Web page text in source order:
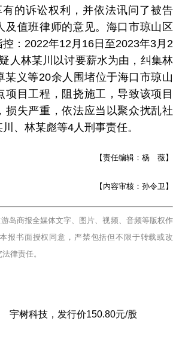
的诉讼权利，并依法讯问了被告
及值班律师的意见。海口市琼山区
控：2022年12月16日至2023年3月2
人林某川以讨要薪水为由，纠集林
某 义等20余人围堵位于海口市琼山
项目工程， 阻挠施工，导致该项目
损失严重，依法应当以聚众扰乱社
、林某彪等4人刑事责任。
【责任编辑：杨 薇】
【内容审核：孙令卫】
岛商报全媒体文字、图片、视频、音频等版权作
报书面授权同意，严禁包括但不限于转载或改
律责任。
宇树科技，发行价150.80元/股